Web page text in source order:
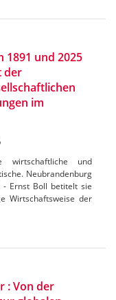
1891 und 2025
der
im
und
Neubrandenburg
Ernst Boll betitelt sie
Wirtschaftsweise der
: Von der